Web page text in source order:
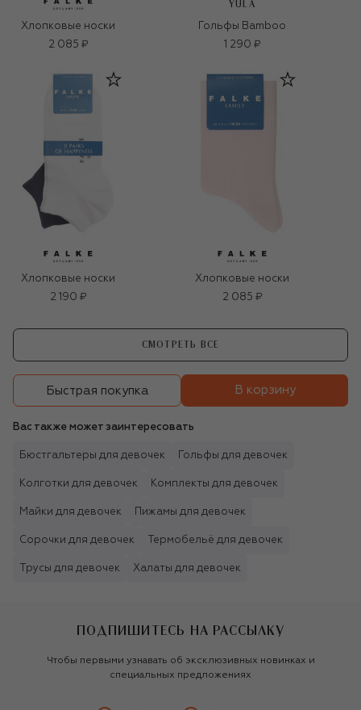
Хлопковые носки
2 085 ₽
YULA
Гольфы Bamboo
1 290 ₽
Хлопковые носки
2 190 ₽
Хлопковые носки
2 085 ₽
СМОТРЕТЬ ВСЕ
Быстрая покупка В корзину
Вас также может заинтересовать
Бюстгальтеры для девочек Гольфы для девочек
Колготки для девочек Комплекты для девочек
Майки для девочек Пижамы для девочек
Сорочки для девочек Термобельё для девочек
Трусы для девочек Халаты для девочек
ПОДПИШИТЕСЬ НА РАССЫЛКУ
Чтобы первыми узнавать об эксклюзивных новинках и
специальных предложениях